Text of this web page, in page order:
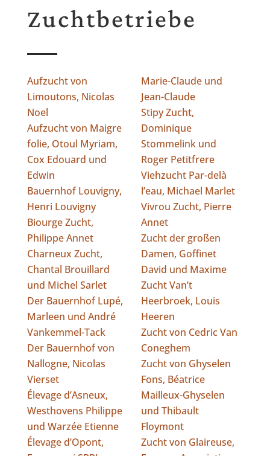
Zuchtbetriebe
Aufzucht von
Limoutons, Nicolas
Noel
Aufzucht von Maigre
folie, Otoul Myriam,
Cox Edouard und
Edwin
Bauernhof Louvigny,
Henri Louvigny
Biourge Zucht,
Philippe Annet
Charneux Zucht,
Chantal Brouillard
und Michel Sarlet
Der Bauernhof Lupé,
Marleen und André
Vankemmel-Tack
Der Bauernhof von
Nallogne, Nicolas
Vierset
Élevage d’Asneux,
Westhovens Philippe
und Warzée Etienne
Élevage d’Opont,
Marie-Claude und
Jean-Claude
Stipy Zucht,
Dominique
Stommelink und
Roger Petitfrere
Viehzucht Par-delà
l’eau, Michael Marlet
Vivrou Zucht, Pierre
Annet
Zucht der großen
Damen, Goffinet
David und Maxime
Zucht Van’t
Heerbroek, Louis
Heeren
Zucht von Cedric Van
Coneghem
Zucht von Ghyselen
Fons, Béatrice
Mailleux-Ghyselen
und Thibault
Floymont
Zucht von Glaireuse,